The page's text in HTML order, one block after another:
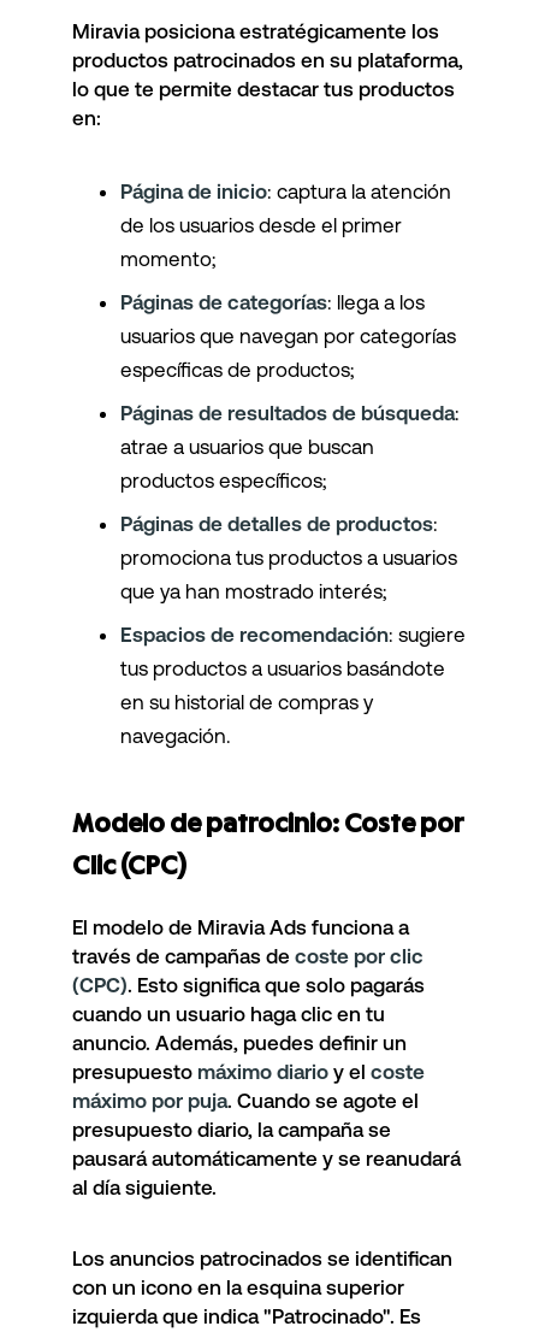
Miravia posiciona estratégicamente los
productos patrocinados en su plataforma,
lo que te permite destacar tus productos
en:
Página de inicio: captura la atención
de los usuarios desde el primer
momento;
Páginas de categorías: llega a los
usuarios que navegan por categorías
específicas de productos;
Páginas de resultados de búsqueda:
atrae a usuarios que buscan
productos específicos;
Páginas de detalles de productos:
promociona tus productos a usuarios
que ya han mostrado interés;
Espacios de recomendación: sugiere
tus productos a usuarios basándote
en su historial de compras y
navegación.
Modelo de patrocinio: Coste por
Clic (CPC)
El modelo de Miravia Ads funciona a
través de campañas de coste por clic
(CPC). Esto significa que solo pagarás
cuando un usuario haga clic en tu
anuncio. Además, puedes definir un
presupuesto máximo diario y el coste
máximo por puja. Cuando se agote el
presupuesto diario, la campaña se
pausará automáticamente y se reanudará
al día siguiente.
Los anuncios patrocinados se identifican
con un icono en la esquina superior
izquierda que indica "Patrocinado". Es